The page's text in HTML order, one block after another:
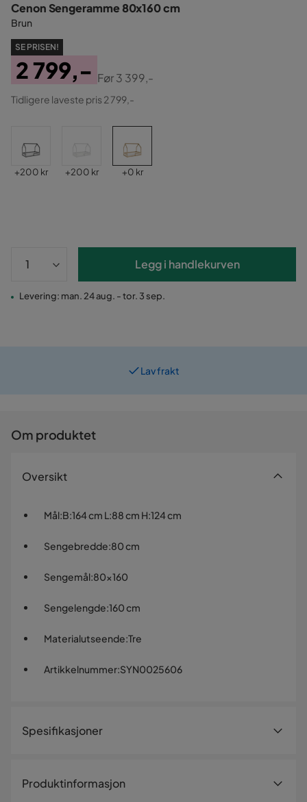
Cenon Sengeramme 80x160 cm
Brun
SE PRISEN!
Pris
2 799,-
Original
Før3 399,-
Tidligere laveste pris 2 799,-
Pris
+200 kr Pris
+200 kr Pris
+0 kr
Legg i handlekurven
Levering: man. 24 aug. - tor. 3 sep.
Lav frakt
Om produktet
Oversikt
Mål:B:164 cm L:88 cm H:124 cm
Sengebredde:80 cm
Sengemål:80x160
Sengelengde:160 cm
Materialutseende:Tre
Artikkelnummer:SYN0025606
Spesifikasjoner
Størrelse
Produktinformasjon